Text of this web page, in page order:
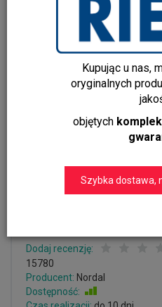
Kupując u nas,
oryginalnych
objętych
Szybka dostawa,
Dekoracyjne z
Ramą,
Dodaj recenzję:
15780
Producent: Nordal
Dostępność: